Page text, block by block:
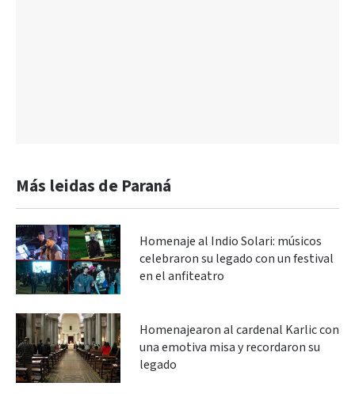
Más leidas de Paraná
Homenaje al Indio Solari: músicos
celebraron su legado con un festival
en el anfiteatro
Homenajearon al cardenal Karlic con
una emotiva misa y recordaron su
legado